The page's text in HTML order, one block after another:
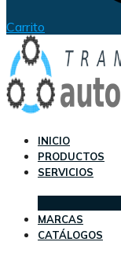
Carrito
INICIO
PRODUCTOS
SERVICIOS
MARCAS
CATÁLOGOS